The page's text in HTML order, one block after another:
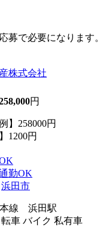
募で必要になります。
株式会社
円
】258000円
1200円
勤OK
浜田市
本線 浜田駅
車 バイク 私有車